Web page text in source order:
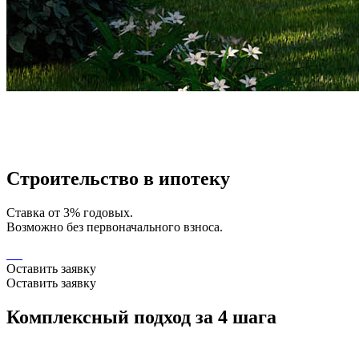
Строительство в ипотеку
Ставка от 3% годовых.
Возможно без первоначального взноса.
Оставить заявку
Оставить заявку
Комплексный подход за 4 шага